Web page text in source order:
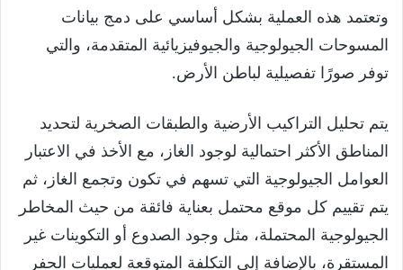
وتعتمد هذه العملية بشكل أساسي على دمج بيانات
المسوحات الجيولوجية والجيوفيزيائية المتقدمة، والتي
توفر صورًا تفصيلية لباطن الأرض.
يتم تحليل التراكيب الأرضية والطبقات الصخرية لتحديد
المناطق الأكثر احتمالية لوجود الغاز، مع الأخذ في الاعتبار
العوامل الجيولوجية التي تسهم في تكون وتجمع الغاز، ثم
يتم تقييم كل موقع محتمل بعناية فائقة من حيث المخاطر
الجيولوجية المحتملة، مثل وجود الصدوع أو التكوينات غير
المستقرة، بالإضافة إلى التكلفة المتوقعة لعمليات الحفر